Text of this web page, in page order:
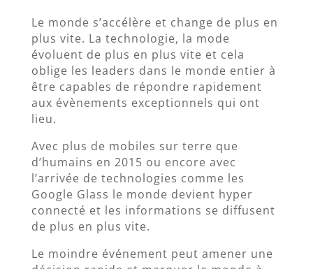
Le monde s’accélère et change de plus en
plus vite. La technologie, la mode
évoluent de plus en plus vite et cela
oblige les leaders dans le monde entier à
être capables de répondre rapidement
aux évènements exceptionnels qui ont
lieu.
Avec plus de mobiles sur terre que
d’humains en 2015 ou encore avec
l’arrivée de technologies comme les
Google Glass le monde devient hyper
connecté et les informations se diffusent
de plus en plus vite.
Le moindre événement peut amener une